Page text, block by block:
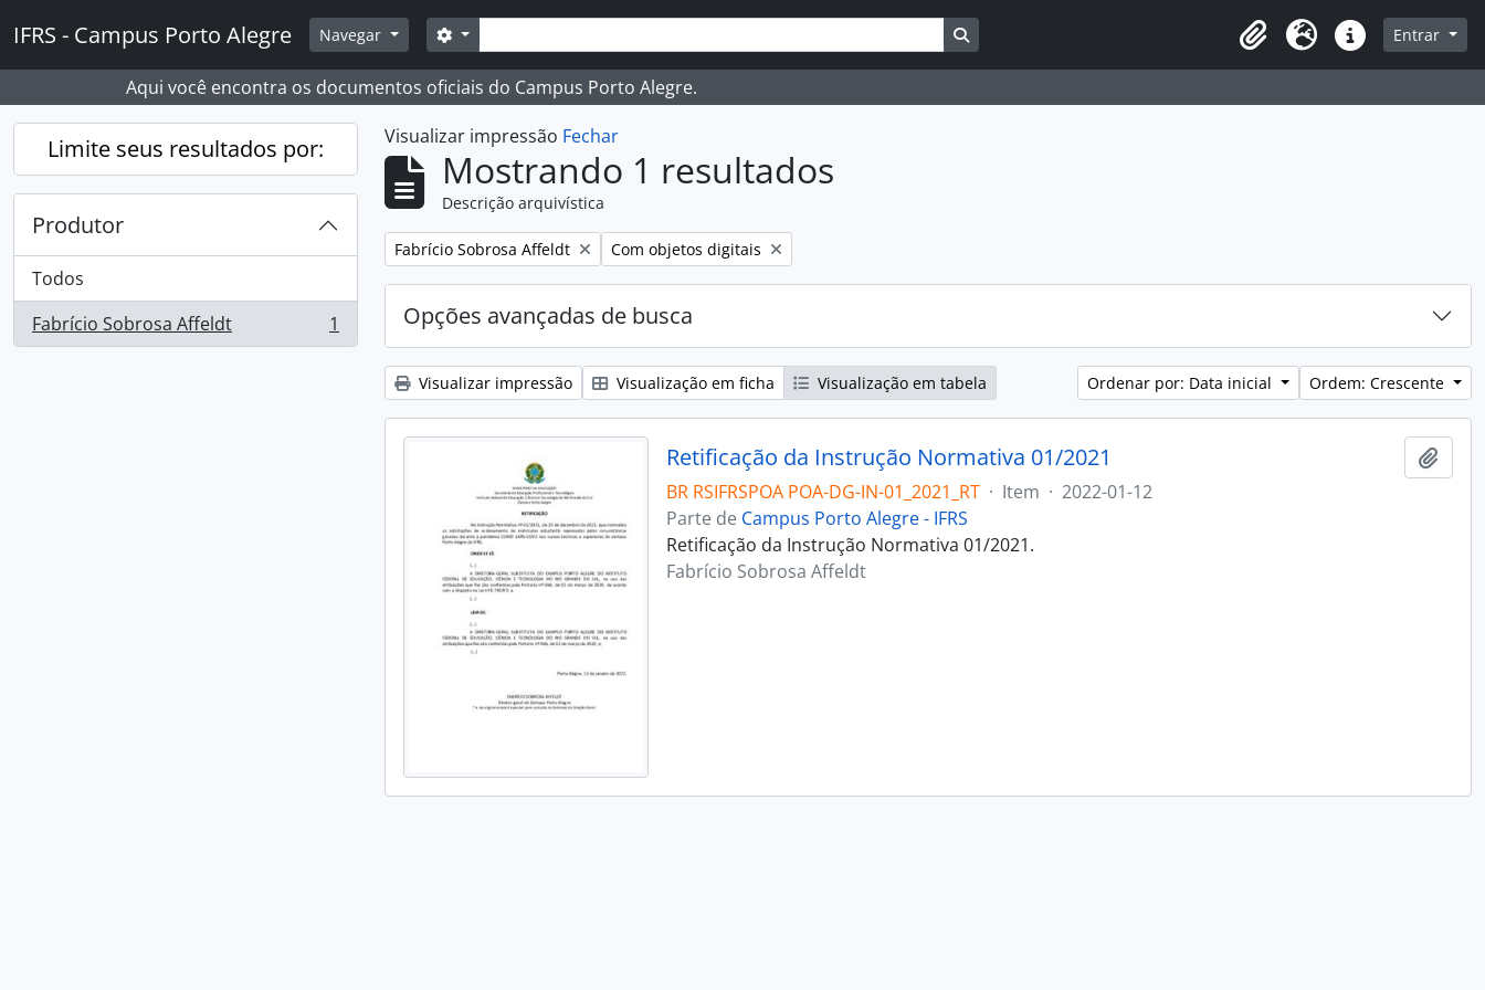
IFRS - Campus Porto Alegre Navegar Buscar
Opções de busca Busque na página de navegação
Idioma Atalhos Entrar
Aqui você encontra os documentos oficiais do Campus Porto Alegre.
Limite seus resultados por:
Produtor
Todos
Fabrício Sobrosa Affeldt
, 1 resultados 1
Visualizar impressão Fechar
Mostrando 1 resultados
Descrição arquivística
Remover filtro:
Fabrício Sobrosa Affeldt Remover filtro:
Com objetos digitais
Opções avançadas de busca
Visualizar impressão Visualização em ficha Visualização em tabela Ordenar por: Data inicial Ordem: Crescente
Retificação da Instrução Normativa 01/2021
BR RSIFRSPOA POA-DG-IN-01_2021_RT · Item · 2022-01-12
Parte de Campus Porto Alegre - IFRS
Retificação da Instrução Normativa 01/2021.
Fabrício Sobrosa Affeldt